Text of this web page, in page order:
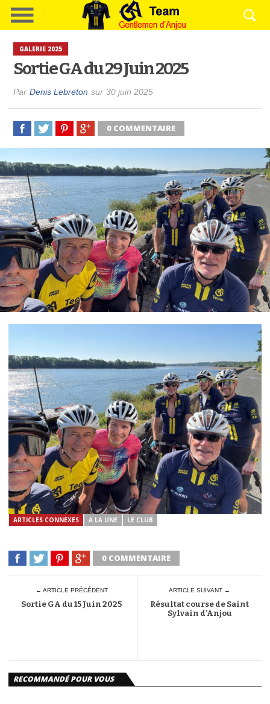
GALERIE 2025
Sortie GA du 29 Juin 2025
Par Denis Lebreton sur 30 juin 2025
0 COMMENTAIRE
ARTICLES CONNEXES A LA UNE LE CLUB
0 COMMENTAIRE
← ARTICLE PRÉCÉDENT
Sortie GA du 15 Juin 2025
ARTICLE SUIVANT →
Résultat course de Saint
Sylvain d’Anjou
RECOMMANDÉ POUR VOUS